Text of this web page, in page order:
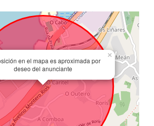
en el mapa es aproximada por
deseo del anunciante
×